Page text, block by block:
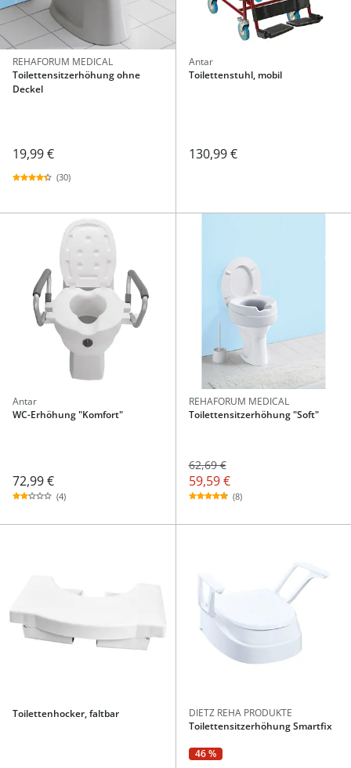
REHAFORUM MEDICAL
Toilettensitzerhöhung ohne
Deckel
19,99 €
(30)
Antar
Toilettenstuhl, mobil
130,99 €
Antar
WC-Erhöhung "Komfort"
72,99 €
(4)
REHAFORUM MEDICAL
Toilettensitzerhöhung "Soft"
62,69 €
59,59 €
(8)
Toilettenhocker, faltbar
DIETZ REHA PRODUKTE
Toilettensitzerhöhung Smartfix
46 %